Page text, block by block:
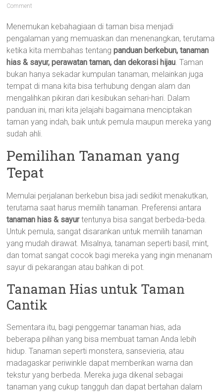
Comment
Menemukan kebahagiaan di taman bisa menjadi
pengalaman yang memuaskan dan menenangkan, terutama
ketika kita membahas tentangpanduan berkebun, tanaman
hias & sayur, perawatan taman, dan dekorasi hijau. Taman
bukan hanya sekadar kumpulan tanaman, melainkan juga
tempat di mana kita bisa terhubung dengan alam dan
mengalihkan pikiran dari kesibukan sehari-hari. Dalam
panduan ini, mari kita jelajahi bagaimana menciptakan
taman yang indah, baik untuk pemula maupun mereka yang
sudah ahli.
Pemilihan Tanaman yang
Tepat
Memulai perjalanan berkebun bisa jadi sedikit menakutkan,
terutama saat harus memilih tanaman. Preferensi antara
tanaman hias & sayurtentunya bisa sangat berbeda-beda.
Untuk pemula, sangat disarankan untuk memilih tanaman
yang mudah dirawat. Misalnya, tanaman seperti basil, mint,
dan tomat sangat cocok bagi mereka yang ingin menanam
sayur di pekarangan atau bahkan di pot.
Tanaman Hias untuk Taman
Cantik
Sementara itu, bagi penggemar tanaman hias, ada
beberapa pilihan yang bisa membuat taman Anda lebih
hidup. Tanaman seperti monstera, sansevieria, atau
madagaskar periwinkle dapat memberikan warna dan
tekstur yang berbeda. Mereka juga dikenal sebagai
tanaman yang cukup tangguh dan dapat bertahan dalam